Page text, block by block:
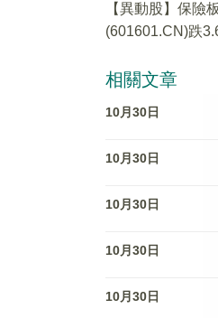
【異動股】保險
(601601.CN)跌
相關文章
10月30日
10月30日
10月30日
10月30日
10月30日